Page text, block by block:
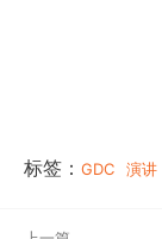
标签： GDC 演讲